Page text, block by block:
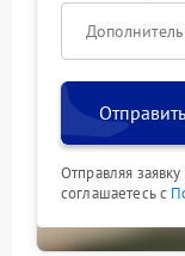
Отправляя
соглашаетесь с